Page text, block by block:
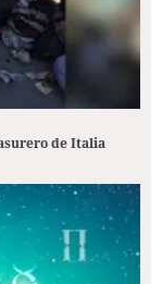
de Italia